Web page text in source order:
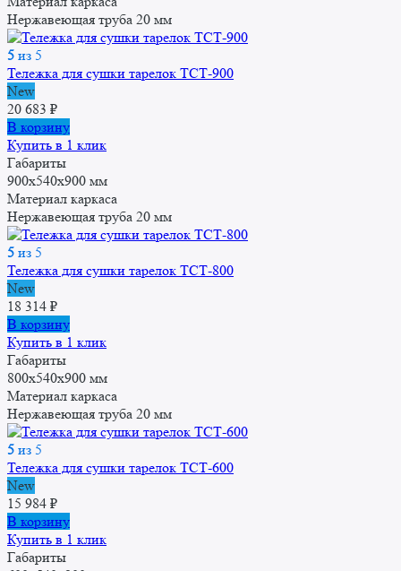
Нержавеющая труба 20 мм
5 из 5
Тележка для сушки тарелок ТСТ-900
New
20 683 ₽
В корзину
Купить в 1 клик
Габариты
900x540x900 мм
Материал каркаса
Нержавеющая труба 20 мм
5 из 5
Тележка для сушки тарелок ТСТ-800
New
18 314 ₽
В корзину
Купить в 1 клик
Габариты
800x540x900 мм
Материал каркаса
Нержавеющая труба 20 мм
5 из 5
Тележка для сушки тарелок ТСТ-600
New
15 984 ₽
В корзину
Купить в 1 клик
Габариты